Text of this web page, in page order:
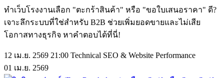
ทำเว็บโรงงานเลือก "ตะกร้าสินค้า" หรือ "ขอใบเสนอราคา" ดี?
เจาะลึกระบบที่ใช่สำหรับ B2B ช่วยเพิ่มยอดขายและไม่เสีย
โอกาสทางธุรกิจ หาคำตอบได้ที่นี่!
12 เม.ย. 2569 21:00 Technical SEO & Website Performance
01 เม.ย. 2569